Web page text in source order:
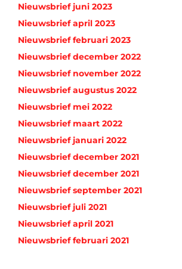
Nieuwsbrief juni 2023
Nieuwsbrief april 2023
Nieuwsbrief februari 2023
Nieuwsbrief december 2022
Nieuwsbrief november 2022
Nieuwsbrief augustus 2022
Nieuwsbrief mei 2022
Nieuwsbrief maart 2022
Nieuwsbrief januari 2022
Nieuwsbrief december 2021
Nieuwsbrief december 2021
Nieuwsbrief september 2021
Nieuwsbrief juli 2021
Nieuwsbrief april 2021
Nieuwsbrief februari 2021